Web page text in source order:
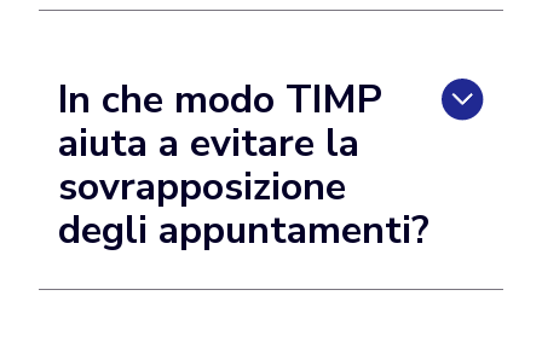
In che modo TIMP
aiuta a evitare la
sovrapposizione
degli appuntamenti?